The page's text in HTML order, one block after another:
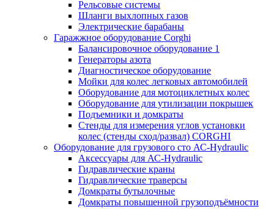
Рельсовые системы
Шланги выхлопных газов
Электрические барабаны
Гаражжное оборудование Corghi
Балансировочное оборудование 1
Генераторы азота
Диагностическое оборудование
Мойки для колес легковых автомобилей
Оборудование для мотоциклетных колес
Оборудование для утилизации покрышек
Подъемники и домкраты
Стенды для измерения углов установки
колес (стенды сход/развал) CORGHI
Оборудование для грузового сто АС-Hydraulic
Аксессуары для АС-Hydraulic
Гидравлические краны
Гидравлические траверсы
Домкраты бутылочные
Домкраты повышенной грузоподъёмности